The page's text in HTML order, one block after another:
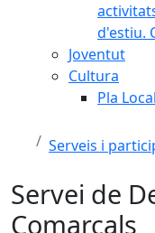
d'estiu.
Joventut
Cultura
Pla
Serveis i
Servei de
Comarcals